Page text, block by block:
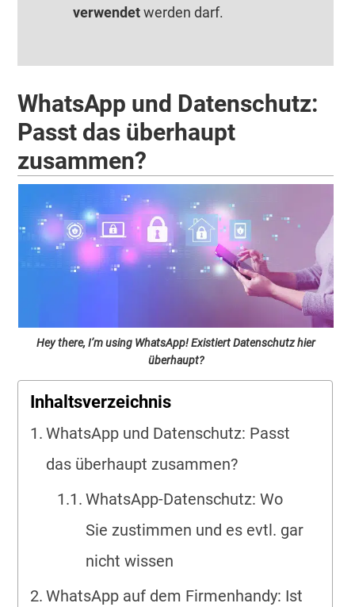
verwendetwerden darf.
WhatsApp und Datenschutz:
Passt das überhaupt
zusammen?
Hey there, I’m using WhatsApp! Existiert Datenschutz hier
überhaupt?
Inhaltsverzeichnis
WhatsApp und Datenschutz: Passt
das überhaupt zusammen?
WhatsApp-Datenschutz: Wo
Sie zustimmen und es evtl. gar
nicht wissen
WhatsApp auf dem Firmenhandy: Ist